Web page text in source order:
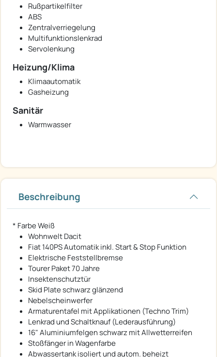
Rußpartikelfilter
ABS
Zentralverriegelung
Multifunktionslenkrad
Servolenkung
Heizung/Klima
Klimaautomatik
Gasheizung
Sanitär
Warmwasser
Beschreibung
* Farbe Weiß
Wohnwelt Dacit
Fiat 140PS Automatik inkl. Start & Stop Funktion
Elektrische Feststellbremse
Tourer Paket 70 Jahre
Insektenschutztür
Skid Plate schwarz glänzend
Nebelscheinwerfer
Armaturentafel mit Applikationen (Techno Trim)
Lenkrad und Schaltknauf (Lederausführung)
16" Aluminiumfelgen schwarz mit Allwetterreifen
Stoßfänger in Wagenfarbe
Abwassertank isoliert und autom. beheizt